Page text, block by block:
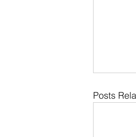
Posts